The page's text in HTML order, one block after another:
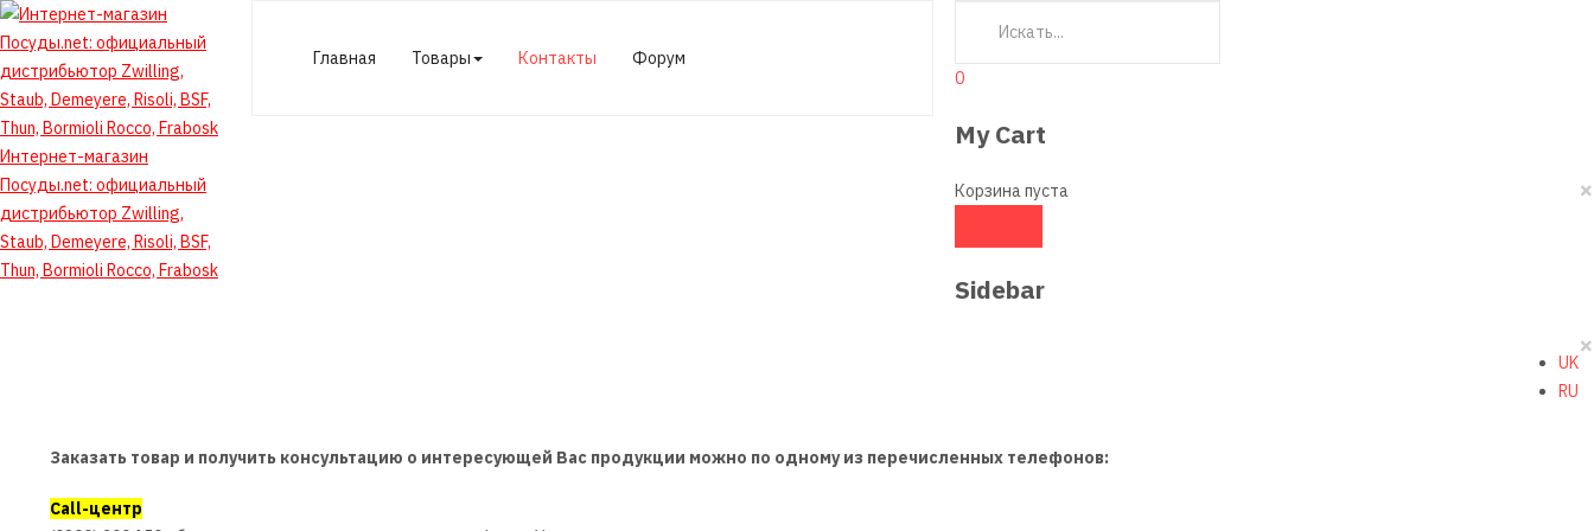
Интернет-магазин
Посуды.net: официальный
дистрибьютор Zwilling,
Staub, Demeyere, Risoli, BSF,
Thun, Bormioli Rocco, Frabosk
Главная Товары Контакты
Форум
0
My Cart
×
Корзина пуста
Sidebar
×
UK
RU
Заказать товар и получить консультацию о интересующей Вас продукции можно по одному из перечисленных телефонов:
Call-центр